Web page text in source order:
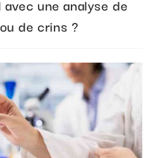
une analyse de
de crins ?